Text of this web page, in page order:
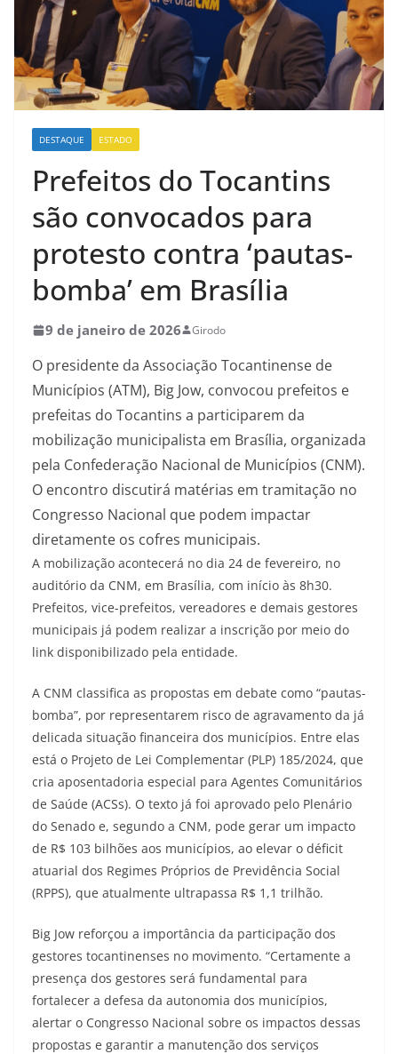
DESTAQUE ESTADO
Prefeitos do Tocantins
são convocados para
protesto contra ‘pautas-
bomba’ em Brasília
9 de janeiro de 2026 Girodo
O presidente da Associação Tocantinense de
Municípios (ATM), Big Jow, convocou prefeitos e
prefeitas do Tocantins a participarem da
mobilização municipalista em Brasília, organizada
pela Confederação Nacional de Municípios (CNM).
O encontro discutirá matérias em tramitação no
Congresso Nacional que podem impactar
diretamente os cofres municipais.
A mobilização acontecerá no dia 24 de fevereiro, no
auditório da CNM, em Brasília, com início às 8h30.
Prefeitos, vice-prefeitos, vereadores e demais gestores
municipais já podem realizar a inscrição por meio do
link disponibilizado pela entidade.
A CNM classifica as propostas em debate como “pautas-
bomba”, por representarem risco de agravamento da já
delicada situação financeira dos municípios. Entre elas
está o Projeto de Lei Complementar (PLP) 185/2024, que
cria aposentadoria especial para Agentes Comunitários
de Saúde (ACSs). O texto já foi aprovado pelo Plenário
do Senado e, segundo a CNM, pode gerar um impacto
de R$ 103 bilhões aos municípios, ao elevar o déficit
atuarial dos Regimes Próprios de Previdência Social
(RPPS), que atualmente ultrapassa R$ 1,1 trilhão.
Big Jow reforçou a importância da participação dos
gestores tocantinenses no movimento. “Certamente a
presença dos gestores será fundamental para
fortalecer a defesa da autonomia dos municípios,
alertar o Congresso Nacional sobre os impactos dessas
propostas e garantir a manutenção dos serviços